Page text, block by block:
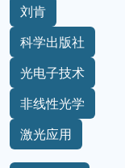
刘肯
科学出版社
光电子技术
非线性光学
激光应用